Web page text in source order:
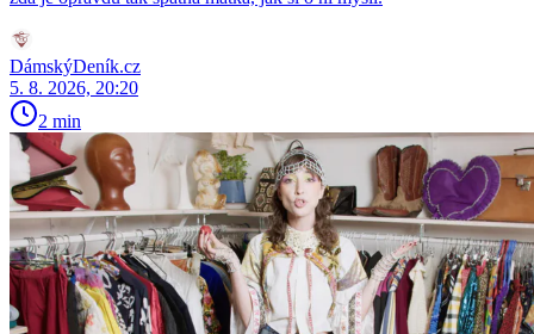
DámskýDeník.cz
5. 8. 2026, 20:20
2 min